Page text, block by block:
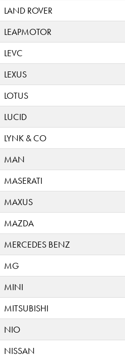
LAND ROVER
LEAPMOTOR
LEVC
LEXUS
LOTUS
LUCID
LYNK & CO
MAN
MASERATI
MAXUS
MAZDA
MERCEDES BENZ
MG
MINI
MITSUBISHI
NIO
NISSAN